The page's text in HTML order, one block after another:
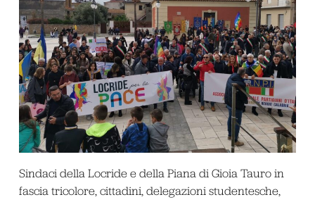
Sindaci della Locride e della Piana di Gioia Tauro in
fascia tricolore, cittadini, delegazioni studentesche,